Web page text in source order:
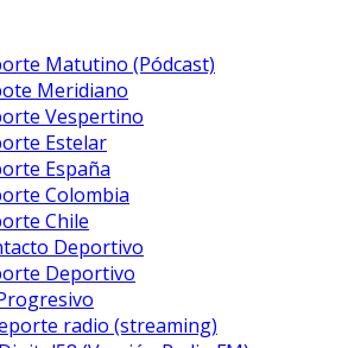
Matutino (Pódcast)
Meridiano
Vespertino
Estelar
España
Colombia
Chile
Deportivo
Deportivo
radio (streaming)